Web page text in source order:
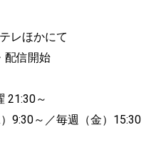
レほかにて
配信開始
21:30～
9:30～／毎週（金）15:30